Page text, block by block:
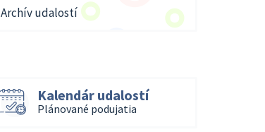
Archív udalostí
Kalendár udalostí
Plánované podujatia